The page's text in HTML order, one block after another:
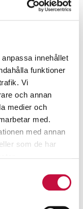
innehållet
funktioner
Vi
och annan
medier och
med.
med annan
som de har